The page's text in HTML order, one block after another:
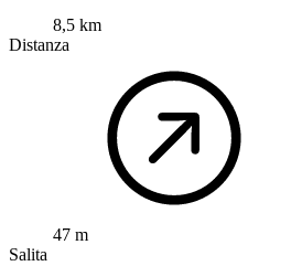
8,5 km
Distanza
47 m
Salita